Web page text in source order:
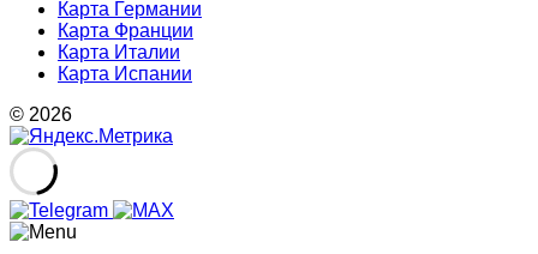
Карта Германии
Карта Франции
Карта Италии
Карта Испании
© 2026